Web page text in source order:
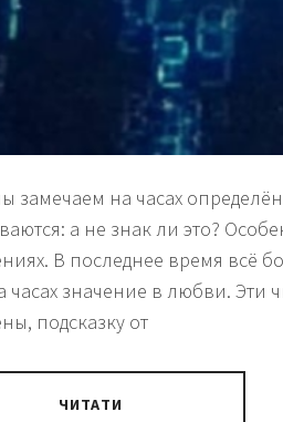
замечаем на часах
а не знак ли это?
В последнее время всё
часах значение в любви. Эти
подсказку от
ЧИТАТИ